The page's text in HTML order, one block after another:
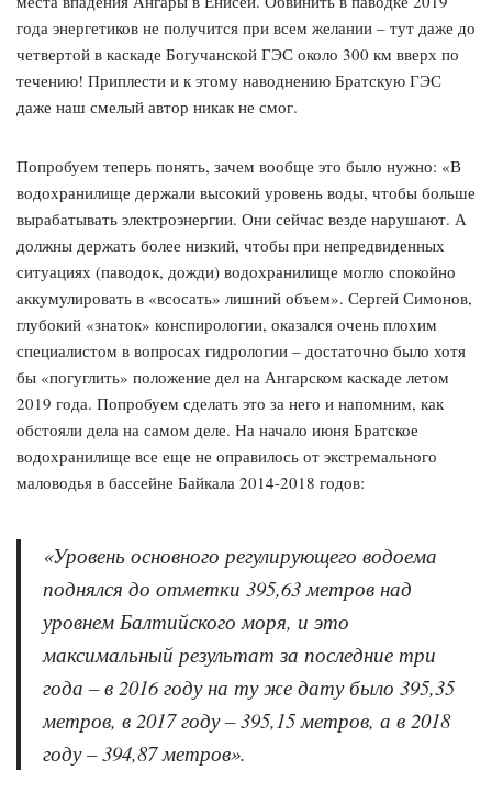
года энергетиков не получится при всем желании – тут даже до
четвертой в каскаде Богучанской ГЭС около 300 км вверх по
течению! Приплести и к этому наводнению Братскую ГЭС
даже наш смелый автор никак не смог.
Попробуем теперь понять, зачем вообще это было нужно: «В
водохранилище держали высокий уровень воды, чтобы больше
вырабатывать электроэнергии. Они сейчас везде нарушают. А
должны держать более низкий, чтобы при непредвиденных
ситуациях (паводок, дожди) водохранилище могло спокойно
аккумулировать в «всосать» лишний объем». Сергей Симонов,
глубокий «знаток» конспирологии, оказался очень плохим
специалистом в вопросах гидрологии – достаточно было хотя
бы «погуглить» положение дел на Ангарском каскаде летом
2019 года. Попробуем сделать это за него и напомним, как
обстояли дела на самом деле. На начало июня Братское
водохранилище все еще не оправилось от экстремального
маловодья в бассейне Байкала 2014-2018 годов:
«Уровень основного регулирующего водоема
поднялся до отметки 395,63 метров над
уровнем Балтийского моря, и это
максимальный результат за последние три
года – в 2016 году на ту же дату было 395,35
метров, в 2017 году – 395,15 метров, а в 2018
году – 394,87 метров».